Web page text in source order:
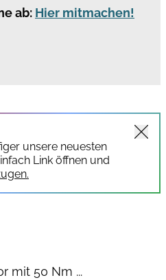
ab: Hier mitmachen!
unsere neuesten
Link öffnen und
mit 50 Nm ...